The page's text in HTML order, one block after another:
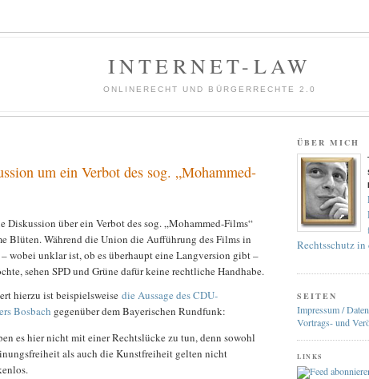
INTERNET-LAW
ONLINERECHT UND BÜRGERRECHTE 2.0
um ein Verbot des sog. „Mohammed-
Diskussion über ein Verbot des sog. „Mohammed-Films“
Blüten. Während die Union die Aufführung des Films in
wobei unklar ist, ob es überhaupt eine Langversion gibt –
sehen SPD und Grüne dafür keine rechtliche Handhabe.
hierzu ist beispielsweise die Aussage des CDU-
Bosbach gegenüber dem Bayerischen Rundfunk:
es hier nicht mit einer Rechtslücke zu tun, denn sowohl
als auch die Kunstfreiheit gelten nicht
ÜBER MICH
Rechtsschutz in
SEITEN
Impressum /
Vortrags- und
LINKS